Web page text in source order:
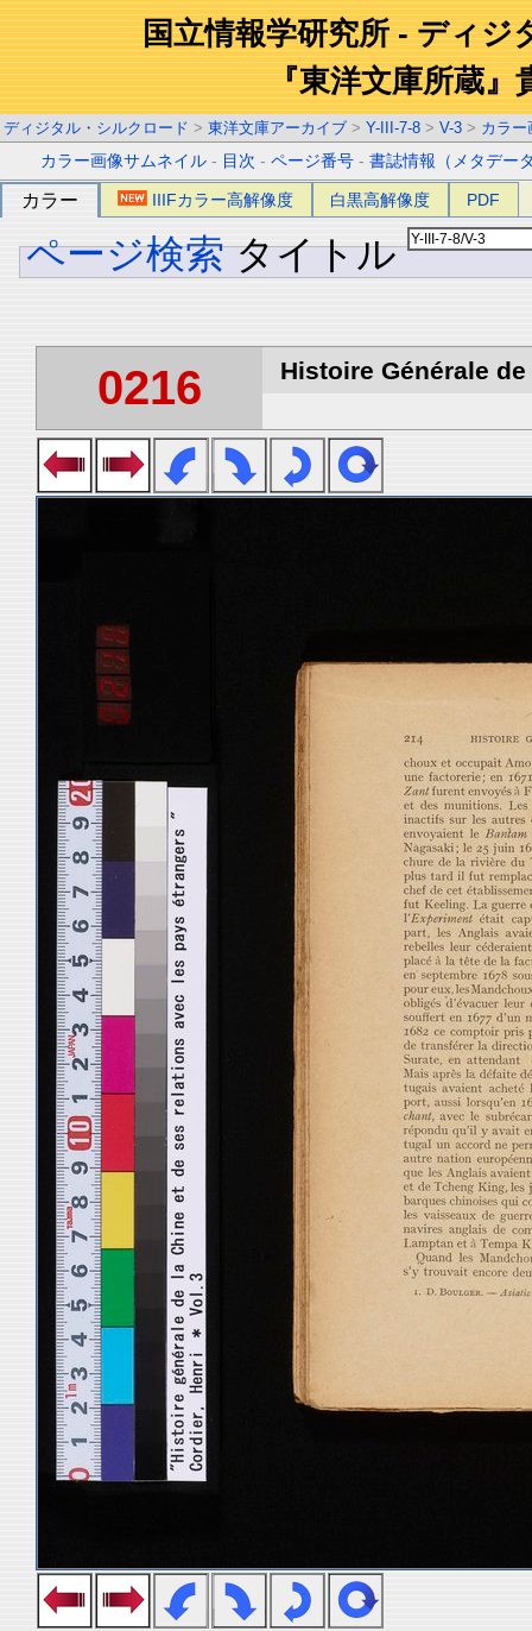
国立情報学研究所 - ディジ
『東洋文庫所蔵』
ディジタル・シルクロード > 東洋文庫アーカイブ > Y-III-7-8 > V-3 > カラー
カラー画像サムネイル - 目次 -ページ番号 -書誌情報（メタデー
カラー IIIFカラー高解像度 白黒高解像度 PDF
ページ検索 タイトル
0216 Histoire Générale